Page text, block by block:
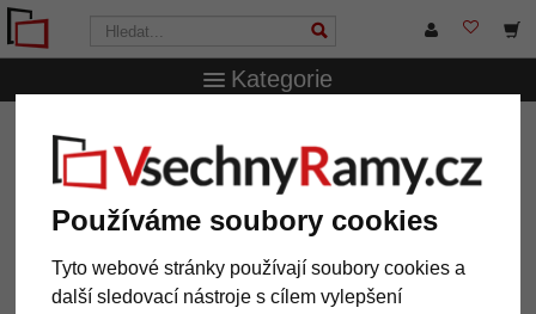
Používáme soubory cookies
Tyto webové stránky používají soubory cookies a
další sledovací nástroje s cílem vylepšení
Kategorie
VsechnRamy.cz
Queensbury
Barokní rám Queensbury